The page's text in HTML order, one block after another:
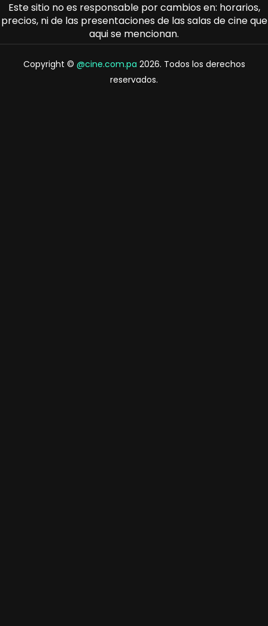
Este sitio no es responsable por cambios en: horarios,
precios, ni de las presentaciones de las salas de cine que
aqui se mencionan.
Copyright © @cine.com.pa 2026. Todos los derechos
reservados.